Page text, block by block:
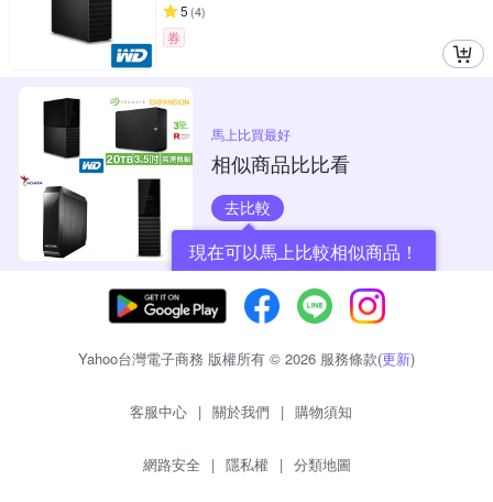
5 (4)
券
馬上比買最好
相似商品比比看
去比較
現在可以馬上比較相似商品！
Yahoo台灣電子商務 版權所有 © 2026 服務條款(更新)
客服中心 | 關於我們 | 購物須知
網路安全 | 隱私權 | 分類地圖